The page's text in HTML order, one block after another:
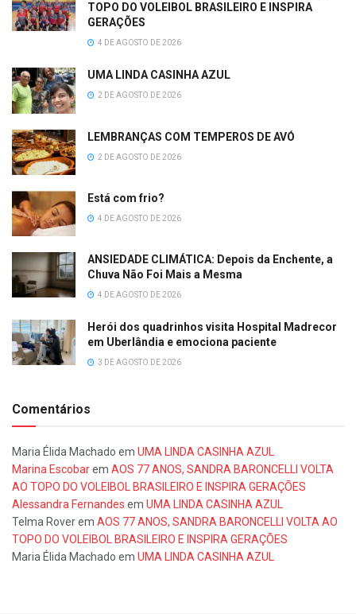
TOPO DO VOLEIBOL BRASILEIRO E INSPIRA
GERAÇÕES
4 DE AGOSTO DE 2026
UMA LINDA CASINHA AZUL
2 DE AGOSTO DE 2026
LEMBRANÇAS COM TEMPEROS DE AVÓ
2 DE AGOSTO DE 2026
Está com frio?
4 DE AGOSTO DE 2026
ANSIEDADE CLIMÁTICA: Depois da Enchente, a
Chuva Não Foi Mais a Mesma
4 DE AGOSTO DE 2026
Herói dos quadrinhos visita Hospital Madrecor
em Uberlândia e emociona paciente
3 DE AGOSTO DE 2026
Comentários
Maria Élida Machado em UMA LINDA CASINHA AZUL
Marina Escobarem AOS 77 ANOS, SANDRA BARONCELLI VOLTA
AO TOPO DO VOLEIBOL BRASILEIRO E INSPIRA GERAÇÕES
Alessandra Fernandes em UMA LINDA CASINHA AZUL
Telma Roverem AOS 77 ANOS, SANDRA BARONCELLI VOLTA AO
TOPO DO VOLEIBOL BRASILEIRO E INSPIRA GERAÇÕES
Maria Élida Machado em UMA LINDA CASINHA AZUL